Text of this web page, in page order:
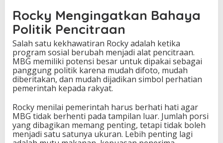
Rocky Mengingatkan Bahaya
Politik Pencitraan
Salah satu kekhawatiran Rocky adalah ketika
program sosial berubah menjadi alat pencitraan.
MBG memiliki potensi besar untuk dipakai sebagai
panggung politik karena mudah difoto, mudah
diberitakan, dan mudah dijadikan simbol perhatian
pemerintah kepada rakyat.
Rocky menilai pemerintah harus berhati hati agar
MBG tidak berhenti pada tampilan luar. Jumlah porsi
yang dibagikan memang penting, tetapi tidak boleh
menjadi satu satunya ukuran. Lebih penting lagi